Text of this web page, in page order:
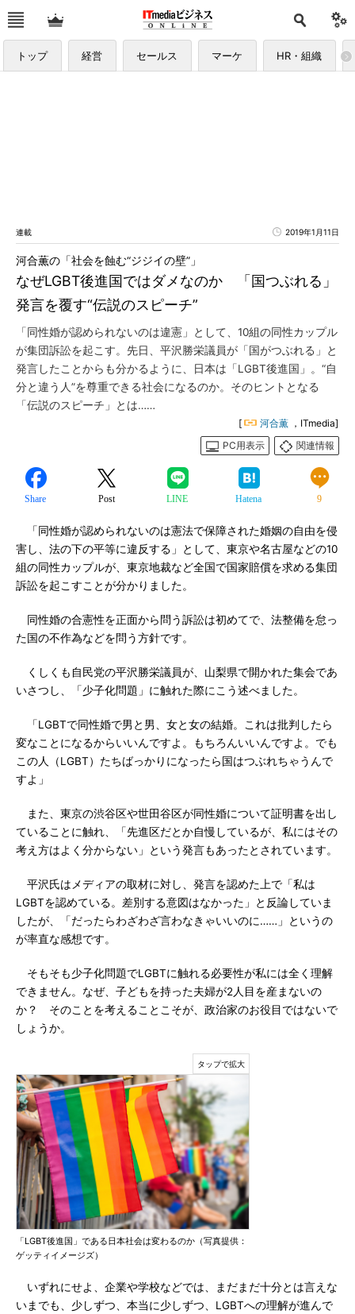
トップ 経営 セールス マーケ HR・組織
連載 2019年1月11日
なぜLGBT後進国ではダメなのか 「国つぶれる」
発言を覆す“伝説のスピーチ”
河合薫の「社会を蝕む“ジジイの壁”」
「同性婚が認められないのは違憲」として、10組の同性カップル
が集団訴訟を起こす。先日、平沢勝栄議員が「国がつぶれる」と
発言したことからも分かるように、日本は「LGBT後進国」。“自
分と違う人”を尊重できる社会になるのか。そのヒントとなる
「伝説のスピーチ」とは……
[ 河合薫 ，ITmedia]
PC用表示
関連情報
Share Post LINE Hatena 9
「同性婚が認められないのは憲法で保障された婚姻の自由を侵
害し、法の下の平等に違反する」として、東京や名古屋などの10
組の同性カップルが、東京地裁など全国で国家賠償を求める集団
訴訟を起こすことが分かりました。
同性婚の合憲性を正面から問う訴訟は初めてで、法整備を怠っ
た国の不作為などを問う方針です。
くしくも自民党の平沢勝栄議員が、山梨県で開かれた集会であ
いさつし、「少子化問題」に触れた際にこう述べました。
「LGBTで同性婚で男と男、女と女の結婚。これは批判したら
変なことになるからいいんですよ。もちろんいいんですよ。でも
この人（LGBT）たちばっかりになったら国はつぶれちゃうんで
すよ」
また、東京の渋谷区や世田谷区が同性婚について証明書を出し
ていることに触れ、「先進区だとか自慢しているが、私にはその
考え方はよく分からない」という発言もあったとされています。
平沢氏はメディアの取材に対し、発言を認めた上で「私は
LGBTを認めている。差別する意図はなかった」と反論していま
したが、「だったらわざわざ言わなきゃいいのに……」というの
が率直な感想です。
そもそも少子化問題でLGBTに触れる必要性が私には全く理解
できません。なぜ、子どもを持った夫婦が2人目を産まないの
か？ そのことを考えることこそが、政治家のお役目ではないで
しょうか。
「LGBT後進国」である日本社会は変わるのか（写真提供：
ゲッティイメージズ）
いずれにせよ、企業や学校などでは、まだまだ十分とは言えな
いまでも、少しずつ、本当に少しずつ、LGBTへの理解が進んで